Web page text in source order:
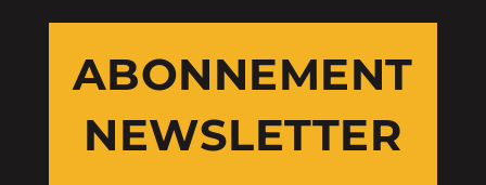
ABONNEMENT
NEWSLETTER